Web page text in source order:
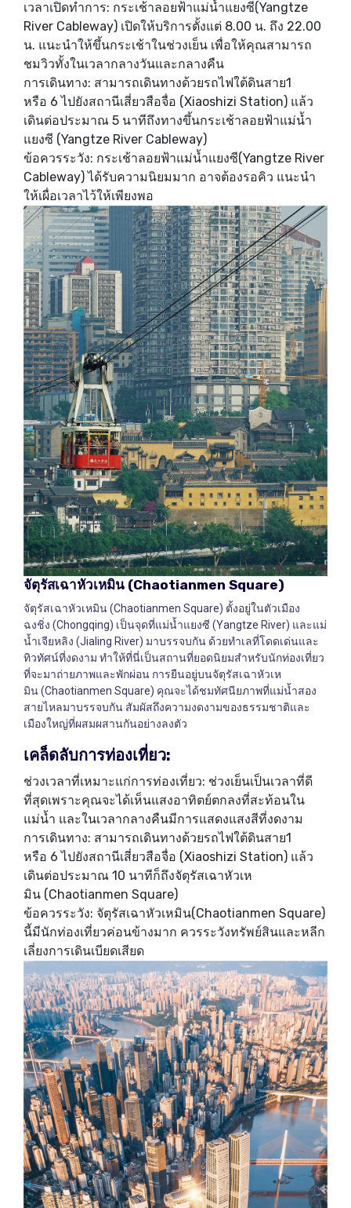
เวลาเปิดทำการ: กระเช้าลอยฟ้าแม่น้ำแยงซี(Yangtze
River Cableway) เปิดให้บริการตั้งแต่ 8.00 น. ถึง 22.00
น. แนะนำให้ขึ้นกระเช้าในช่วงเย็น เพื่อให้คุณสามารถ
ชมวิวทั้งในเวลากลางวันและกลางคืน
การเดินทาง: สามารถเดินทางด้วยรถไฟใต้ดินสาย1
หรือ 6 ไปยังสถานีเสี่ยวสือจื่อ (Xiaoshizi Station) แล้ว
เดินต่อประมาณ 5 นาทีถึงทางขึ้นกระเช้าลอยฟ้าแม่น้ำ
แยงซี (Yangtze River Cableway)
ข้อควรระวัง: กระเช้าลอยฟ้าแม่น้ำแยงซี(Yangtze River
Cableway) ได้รับความนิยมมาก อาจต้องรอคิว แนะนำ
ให้เผื่อเวลาไว้ให้เพียงพอ
จัตุรัสเฉาหัวเหมิน (Chaotianmen Square)
จัตุรัสเฉาหัวเหมิน (Chaotianmen Square) ตั้งอยู่ในตัวเมือง
ฉงชิ่ง (Chongqing) เป็นจุดที่แม่น้ำแยงซี (Yangtze River) และแม่
น้ำเจียหลิง (Jialing River) มาบรรจบกัน ด้วยทำเลที่โดดเด่นและ
ทิวทัศน์ที่งดงาม ทำให้ที่นี่เป็นสถานที่ยอดนิยมสำหรับนักท่องเที่ยว
ที่จะมาถ่ายภาพและพักผ่อน การยืนอยู่บนจัตุรัสเฉาหัวเห
มิน (Chaotianmen Square) คุณจะได้ชมทัศนียภาพที่แม่น้ำสอง
สายไหลมาบรรจบกัน สัมผัสถึงความงดงามของธรรมชาติและ
เมืองใหญ่ที่ผสมผสานกันอย่างลงตัว
เคล็ดลับการท่องเที่ยว:
ช่วงเวลาที่เหมาะแก่การท่องเที่ยว: ช่วงเย็นเป็นเวลาที่ดี
ที่สุดเพราะคุณจะได้เห็นแสงอาทิตย์ตกลงที่สะท้อนใน
แม่น้ำ และในเวลากลางคืนมีการแสดงแสงสีที่งดงาม
การเดินทาง: สามารถเดินทางด้วยรถไฟใต้ดินสาย1
หรือ 6 ไปยังสถานีเสี่ยวสือจื่อ (Xiaoshizi Station) แล้ว
เดินต่อประมาณ 10 นาทีก็ถึงจัตุรัสเฉาหัวเห
มิน (Chaotianmen Square)
ข้อควรระวัง: จัตุรัสเฉาหัวเหมิน(Chaotianmen Square)
นี้มีนักท่องเที่ยวค่อนข้างมาก ควรระวังทรัพย์สินและหลีก
เลี่ยงการเดินเบียดเสียด